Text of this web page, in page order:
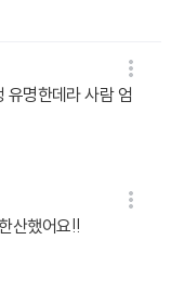
유명한데라 사람 엄
산했어요!!